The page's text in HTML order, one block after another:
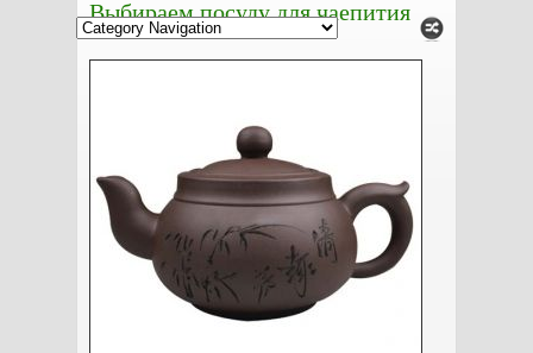
Выбираем посуду для чаепития